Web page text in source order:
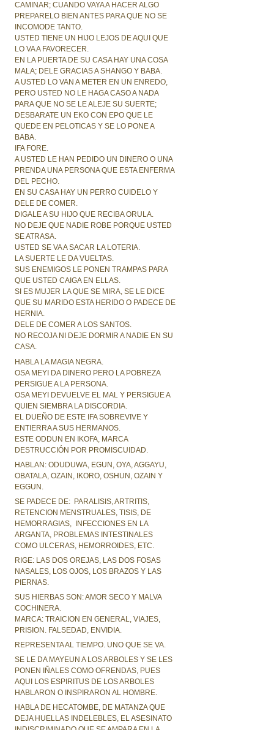
CAMINAR; CUANDO VAYA A HACER ALGO
PREPARELO BIEN ANTES PARA QUE NO SE
INCOMODE TANTO.
USTED TIENE UN HIJO LEJOS DE AQUI QUE
LO VA A FAVORECER.
EN LA PUERTA DE SU CASA HAY UNA COSA
MALA; DELE GRACIAS A SHANGO Y BABA.
A USTED LO VAN A METER EN UN ENREDO,
PERO USTED NO LE HAGA CASO A NADA
PARA QUE NO SE LE ALEJE SU SUERTE;
DESBARATE UN EKO CON EPO QUE LE
QUEDE EN PELOTICAS Y SE LO PONE A
BABA.
IFA FORE.
A USTED LE HAN PEDIDO UN DINERO O UNA
PRENDA UNA PERSONA QUE ESTA ENFERMA
DEL PECHO.
EN SU CASA HAY UN PERRO CUIDELO Y
DELE DE COMER.
DIGALE A SU HIJO QUE RECIBA ORULA.
NO DEJE QUE NADIE ROBE PORQUE USTED
SE ATRASA.
USTED SE VA A SACAR LA LOTERIA.
LA SUERTE LE DA VUELTAS.
SUS ENEMIGOS LE PONEN TRAMPAS PARA
QUE USTED CAIGA EN ELLAS.
SI ES MUJER LA QUE SE MIRA, SE LE DICE
QUE SU MARIDO ESTA HERIDO O PADECE DE
HERNIA.
DELE DE COMER A LOS SANTOS.
NO RECOJA NI DEJE DORMIR A NADIE EN SU
CASA.
HABLA LA MAGIA NEGRA.
OSA MEYI DA DINERO PERO LA POBREZA
PERSIGUE A LA PERSONA.
OSA MEYI DEVUELVE EL MAL Y PERSIGUE A
QUIEN SIEMBRA LA DISCORDIA.
EL DUEÑO DE ESTE IFA SOBREVIVE Y
ENTIERRA A SUS HERMANOS.
ESTE ODDUN EN IKOFA, MARCA
DESTRUCCIÓN POR PROMISCUIDAD.
HABLAN: ODUDUWA, EGUN, OYA, AGGAYU,
OBATALA, OZAIN, IKORO, OSHUN, OZAIN Y
EGGUN.
SE PADECE DE: PARALISIS, ARTRITIS,
RETENCION MENSTRUALES, TISIS, DE
HEMORRAGIAS, INFECCIONES EN LA
ARGANTA, PROBLEMAS INTESTINALES
COMO ULCERAS, HEMORROIDES, ETC.
RIGE: LAS DOS OREJAS, LAS DOS FOSAS
NASALES, LOS OJOS, LOS BRAZOS Y LAS
PIERNAS.
SUS HIERBAS SON: AMOR SECO Y MALVA
COCHINERA.
MARCA: TRAICION EN GENERAL, VIAJES,
PRISION. FALSEDAD, ENVIDIA.
REPRESENTA AL TIEMPO. UNO QUE SE VA.
SE LE DA MAYEUN A LOS ARBOLES Y SE LES
PONEN IÑALES COMO OFRENDAS, PUES
AQUI LOS ESPIRITUS DE LOS ARBOLES
HABLARON O INSPIRARON AL HOMBRE.
HABLA DE HECATOMBE, DE MATANZA QUE
DEJA HUELLAS INDELEBLES, EL ASESINATO